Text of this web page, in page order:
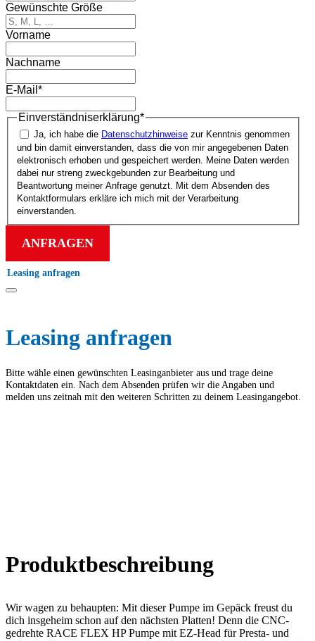
Gewünschte Größe
Vorname
Nachname
E-Mail *
Einverständnis­erklärung*
Ja, ich habe die Datenschutz­hinweise zur Kenntnis genommen
und bin damit einverstanden, dass die von mir angegebenen Daten
elektronisch erhoben und gespeichert werden. Meine Daten werden
dabei nur streng zweck­gebunden zur Bearbeitung und
Beantwortung meiner Anfrage genutzt. Mit dem Absenden des
Kontakt­formulars erkläre ich mich mit der Verarbeitung
einverstanden.
ANFRAGEN
Leasing anfragen
Leasing anfragen
Bitte wähle einen gewünschten Leasing­anbieter aus und trage deine
Kontakt­daten ein. Nach dem Absenden prüfen wir die Angaben und
melden uns zeitnah mit den weiteren Schritten zu deinem Leasing­angebot.
Produkt­beschreibung
Wir wagen zu behaupten: Mit dieser Pumpe im Gepäck freust du
dich insgeheim schon auf den nächsten Platten! Denn die CNC-
gedrehte RACE FLEX HP Pumpe mit EZ-Head für Presta- und